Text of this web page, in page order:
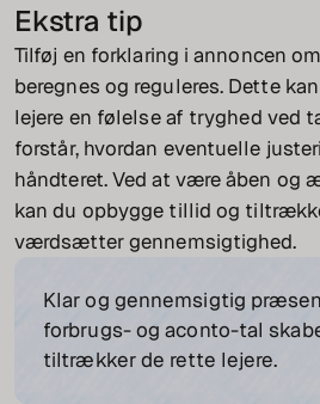
Ekstra tip
Tilføj en forklaring i annoncen
beregnes og reguleres. Dette
lejere en følelse af tryghed ved
forstår, hvordan eventuelle
håndteret. Ved at være åben og
kan du opbygge tillid og
værdsætter gennemsigtighed.
Klar og gennemsigtig
forbrugs- og aconto-tal
tiltrækker de rette lejere.